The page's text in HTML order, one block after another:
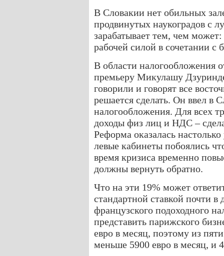
В Словакии нет обильных
продвинутых наукоградов с
зарабатывает тем, чем
рабочей силой в сочетании с
В области налогообложения
премьеру Микулашу
говорили и говорят все
решается сделать. Он ввел в
налогообложения. Для всех
доходы физ лиц и НДС –
Реформа оказалась
левые кабинеты побоялись
время кризиса временно
должны вернуть обратно.
Что на эти 19% может
стандартной ставкой почти
французского подоходного
представить парижского
евро в месяц, поэтому из
меньше 5900 евро в месяц, и